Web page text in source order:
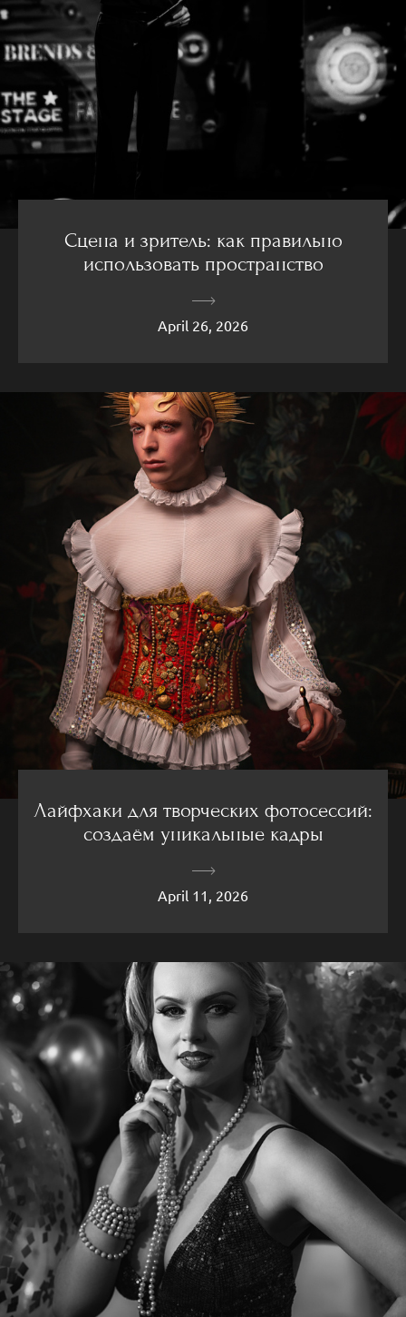
Сцена и зритель: как правильно
использовать пространство
April 26, 2026
Лайфхаки для творческих фотосессий:
создаём уникальные кадры
April 11, 2026